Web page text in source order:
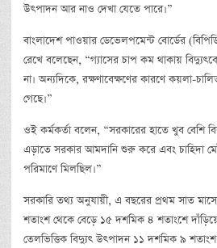
উৎপাদন আর নাও দেখা যেতে পারে।”
বাংলাদেশ পাওয়ার ডেভেলপমেন্ট বোর্ডের
রেখে বলেছেন, “গ্যাসের চাপ কম থাকায়
না। অন্যদিকে, রক্ষণাবেক্ষণের কারণে কয়লা-
গেছে।”
ওই কর্মকর্তা বলেন, “সরকারের হাতে খুব বেশি
এড়াতে সরকার আমদানি শুরু করে এবং চাহিদা
পরিমাণে মিলছিল।”
সরকারি তথ্য অনুযায়ী, এ বছরের প্রথম সাত
শতাংশ থেকে বেড়ে ১৫ দশমিক ৪ শতাংশে
তেলভিত্তিক বিদ্যুৎ উৎপাদন ১১ দশমিক ৯